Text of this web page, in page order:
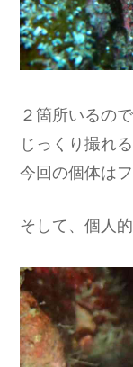
２箇所いるの
じっくり撮れ
今回の個体は
そして、個人